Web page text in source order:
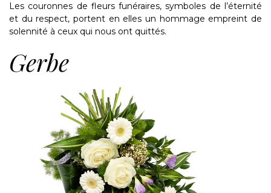
Les couronnes de fleurs funéraires, symboles de l’éternité
et du respect, portent en elles un hommage empreint de
solennité à ceux qui nous ont quittés.
Gerbe